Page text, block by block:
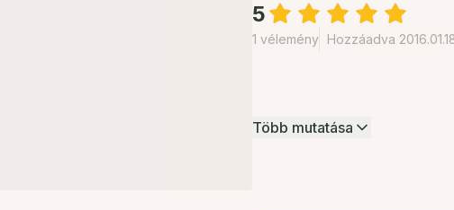
5
1 vélemény Hozzáadva
Több mutatása